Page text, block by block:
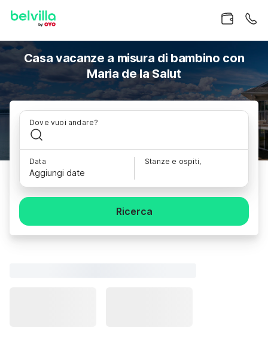
Casa vacanze a misura di bambino con
Maria de la Salut
Dove vuoi andare?
Data
Aggiungi date
Stanze e ospiti,
Ricerca